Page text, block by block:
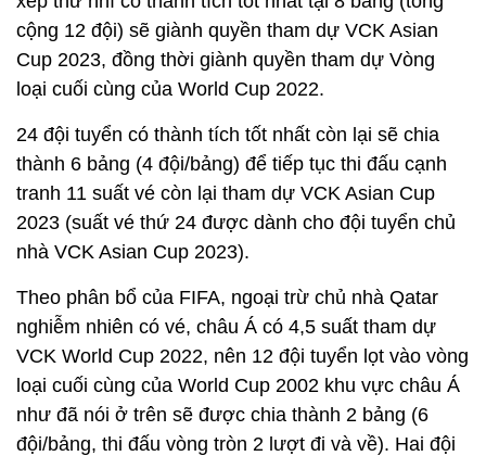
cộng 12 đội) sẽ giành quyền tham dự VCK Asian
Cup 2023, đồng thời giành quyền tham dự Vòng
loại cuối cùng của World Cup 2022.
24 đội tuyển có thành tích tốt nhất còn lại sẽ chia
thành 6 bảng (4 đội/bảng) để tiếp tục thi đấu cạnh
tranh 11 suất vé còn lại tham dự VCK Asian Cup
2023 (suất vé thứ 24 được dành cho đội tuyển chủ
nhà VCK Asian Cup 2023).
Theo phân bổ của FIFA, ngoại trừ chủ nhà Qatar
nghiễm nhiên có vé, châu Á có 4,5 suất tham dự
VCK World Cup 2022, nên 12 đội tuyển lọt vào vòng
loại cuối cùng của World Cup 2002 khu vực châu Á
như đã nói ở trên sẽ được chia thành 2 bảng (6
đội/bảng, thi đấu vòng tròn 2 lượt đi và về). Hai đội